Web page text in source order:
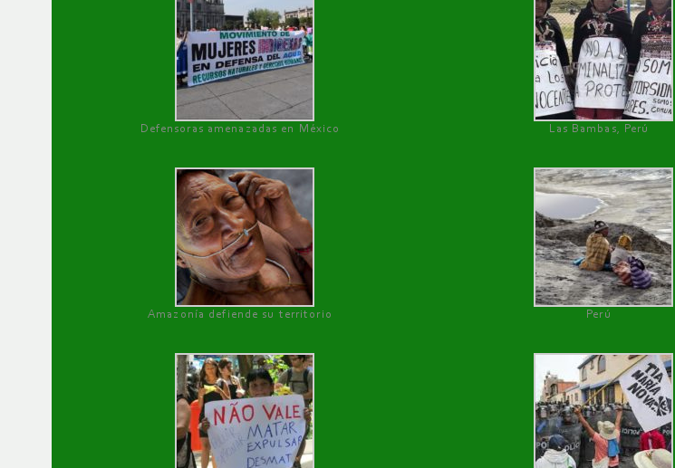
Defensoras amenazadas en México Las Bambas, Perú
Amazonía defiende su territorio Perú